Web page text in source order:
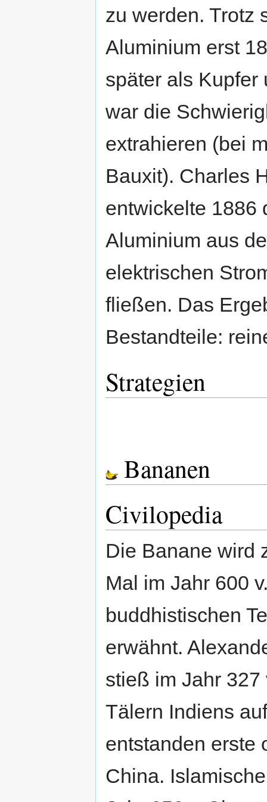
zu werden. Trotz
Aluminium erst
später als Kupfer
war die
extrahieren (bei
Bauxit). Charles
entwickelte 1886
Aluminium aus
elektrischen
fließen. Das
Bestandteile:
Strategien
Bananen
Civilopedia
Die Banane wird
Mal im Jahr 600
buddhistischen
erwähnt.
stieß im Jahr 327
Tälern Indiens
entstanden erste
China.